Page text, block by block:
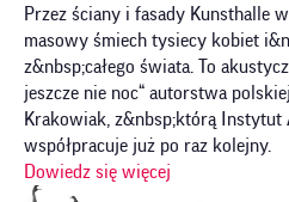
Przez ściany i fasady Kunsthalle
masowy śmiech tysiecy kobiet
z&nbsp;całego świata. To
jeszcze nie noc“ autorstwa
Krakowiak, z&nbsp;którą Instytut
współpracuje już po raz kolejny.
Dowiedz się więcej